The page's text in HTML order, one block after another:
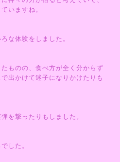
いますね。
な体験をしました。
ものの、食べ方が全く分からず
出かけて迷子になりかけたりも
を撃ったりもしました。
した。